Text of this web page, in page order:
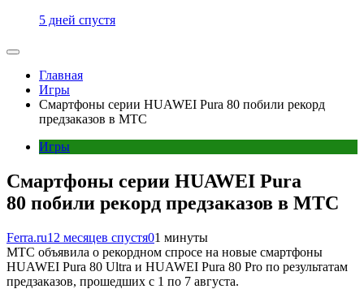
5 дней спустя
Главная
Игры
Смартфоны серии HUAWEI Pura 80 побили рекорд
предзаказов в МТС
Игры
Смартфоны серии HUAWEI Pura
80 побили рекорд предзаказов в МТС
Ferra.ru12 месяцев спустя01 минуты
МТС объявила о рекордном спросе на новые смартфоны
HUAWEI Pura 80 Ultra и HUAWEI Pura 80 Pro по результатам
предзаказов, прошедших с 1 по 7 августа.